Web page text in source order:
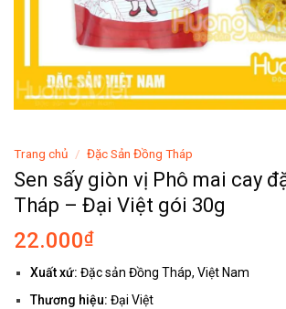
Trang chủ / Đặc Sản Đồng Tháp
Sen sấy giòn vị Phô mai cay
Tháp – Đại Việt gói 30g
22.000₫
Xuất xứ: Đặc sản Đồng Tháp, Việt Nam
Thương hiệu: Đại Việt